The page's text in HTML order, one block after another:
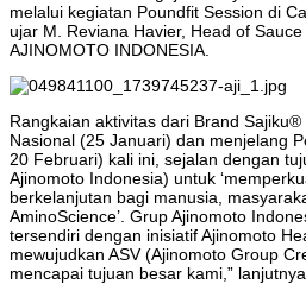
melalui kegiatan Poundfit Session di
ujar M. Reviana Havier, Head of
AJINOMOTO INDONESIA.
Rangkaian aktivitas dari Brand
Nasional (25 Januari) dan menjelang
20 Februari) kali ini, sejalan dengan
Ajinomoto Indonesia) untuk
berkelanjutan bagi manusia,
AminoScience’. Grup Ajinomoto
tersendiri dengan inisiatif Ajinomoto
mewujudkan ASV (Ajinomoto Group
mencapai tujuan besar kami,” lanjutnya.